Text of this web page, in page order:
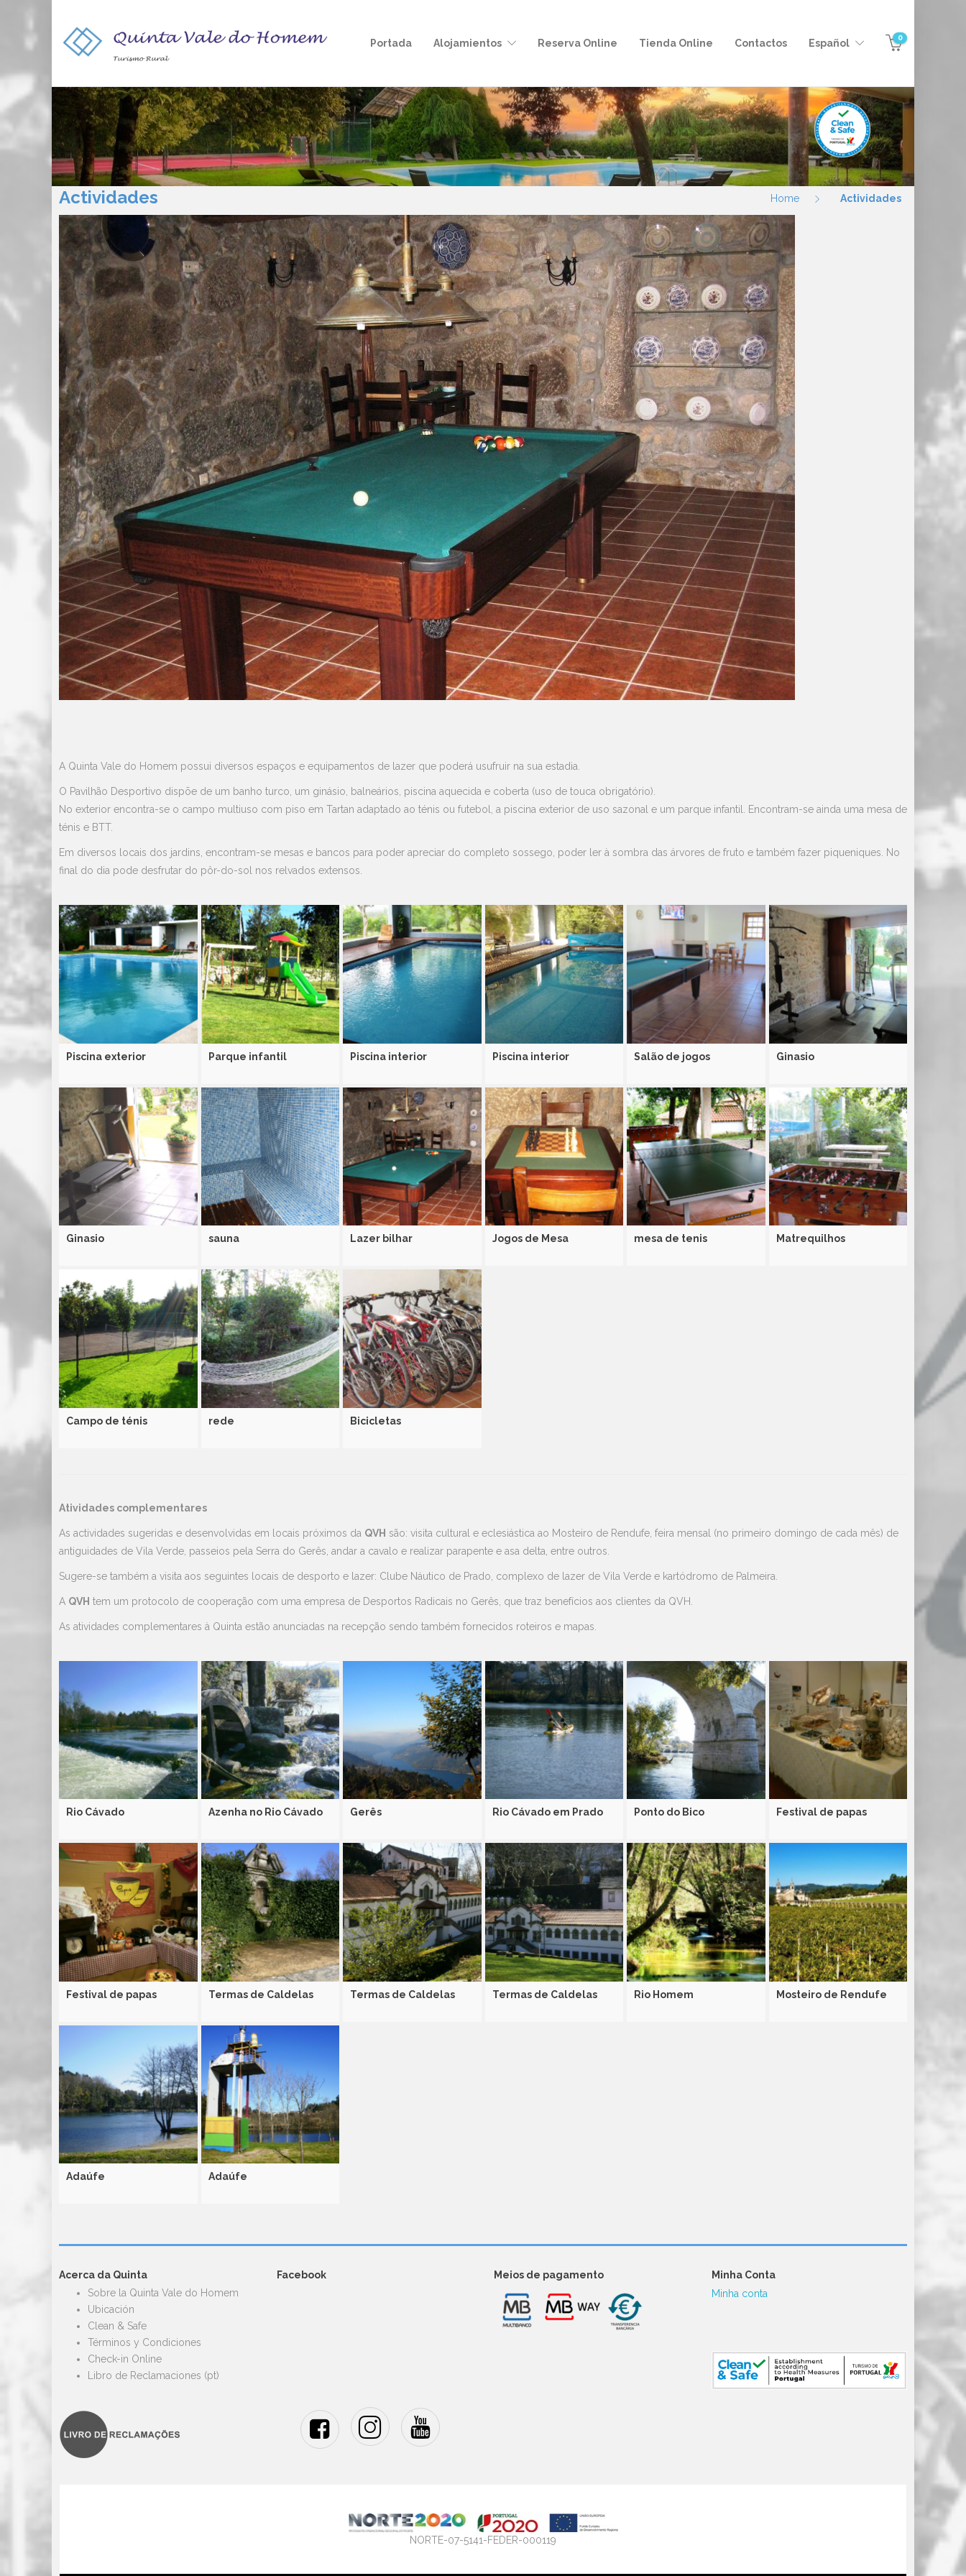
Portada Alojamientos Reserva Online Tienda Online Contactos Español 0
Actividades Home Actividades
A Quinta Vale do Homem possui diversos espaços e equipamentos de lazer que poderá usufruir na sua estadia.
O Pavilhão Desportivo dispõe de um banho turco, um ginásio, balneários, piscina aquecida e coberta (uso de touca obrigatório).
No exterior encontra-se o campo multiuso com piso em Tartan adaptado ao ténis ou futebol, a piscina exterior de uso sazonal e um parque infantil. Encontram-se ainda uma mesa de
ténis e BTT.
Em diversos locais dos jardins, encontram-se mesas e bancos para poder apreciar do completo sossego, poder ler à sombra das árvores de fruto e também fazer piqueniques. No
final do dia pode desfrutar do pôr-do-sol nos relvados extensos.
Piscina exterior Parque infantil Piscina interior Piscina interior Salão de jogos Ginasio
Ginasio sauna Lazer bilhar Jogos de Mesa mesa de tenis Matrequilhos
Campo de ténis rede Bicicletas
Atividades complementares
As actividades sugeridas e desenvolvidas em locais próximos da QVH são: visita cultural e eclesiástica ao Mosteiro de Rendufe, feira mensal (no primeiro domingo de cada mês) de
antiguidades de Vila Verde, passeios pela Serra do Gerês, andar a cavalo e realizar parapente e asa delta, entre outros.
Sugere-se também a visita aos seguintes locais de desporto e lazer: Clube Náutico de Prado, complexo de lazer de Vila Verde e kartódromo de Palmeira.
A QVH tem um protocolo de cooperação com uma empresa de Desportos Radicais no Gerês, que traz benefícios aos clientes da QVH.
As atividades complementares à Quinta estão anunciadas na recepção sendo também fornecidos roteiros e mapas.
Rio Cávado Azenha no Rio Cávado Gerês Rio Cávado em Prado Ponto do Bico Festival de papas
Festival de papas Termas de Caldelas Termas de Caldelas Termas de Caldelas Rio Homem Mosteiro de Rendufe
Adaúfe Adaúfe
Acerca da Quinta
Sobre la Quinta Vale do Homem
Ubicación
Clean & Safe
Términos y Condiciones
Check-in Online
Libro de Reclamaciones (pt)
Facebook Meios de pagamento
Minha Conta
Minha conta
NORTE-07-5141-FEDER-000119